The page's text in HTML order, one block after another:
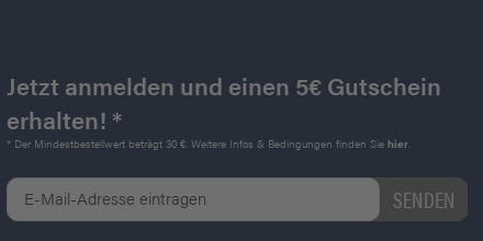
Jetzt anmelden und einen 5€ Gutschein
erhalten! *
* Der Mindestbestellwert beträgt 30 €. Weitere Infos & Bedingungen finden Sie hier.